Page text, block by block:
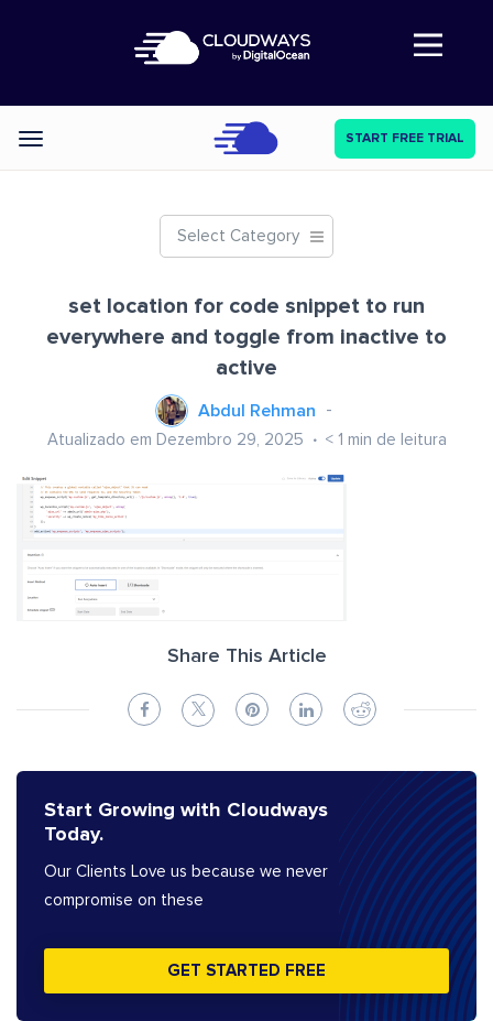
Abre a navegação
Categories START FREE TRIAL
Select Category
set location for code snippet to run
everywhere and toggle from inactive to
active
Abdul Rehman
Atualizado em Dezembro 29, 2025 < 1 min de leitura
Share This Article
Start Growing with Cloudways
Today.
Our Clients Love us because we never
compromise on these
GET STARTED FREE